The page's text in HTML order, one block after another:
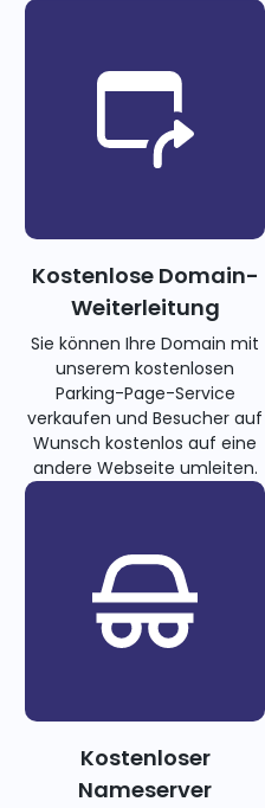
Kostenlose Domain-
Weiterleitung
Sie können Ihre Domain mit
unserem kostenlosen
Parking-Page-Service
verkaufen und Besucher auf
Wunsch kostenlos auf eine
andere Webseite umleiten.
Kostenloser
Nameserver